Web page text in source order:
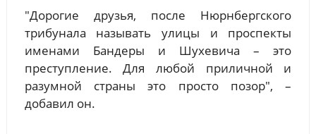
"Дорогие друзья, после Нюрнбергского
трибунала называть улицы и проспекты
именами Бандеры и Шухевича – это
преступление. Для любой приличной и
разумной страны это просто позор", –
добавил он.